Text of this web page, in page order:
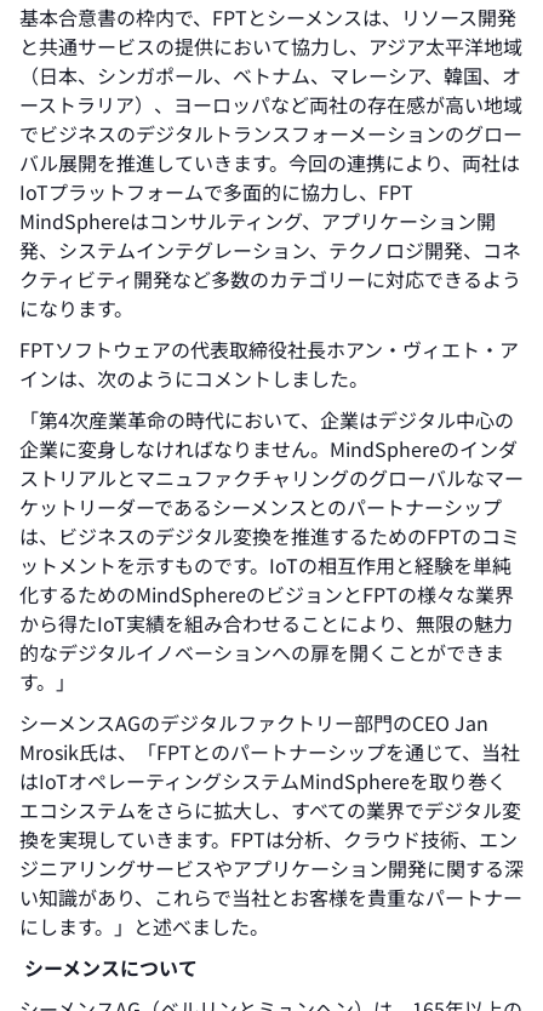
基本合意書の枠内で、FPTとシーメンスは、リソース開発
と共通サービスの提供において協力し、アジア太平洋地域
（日本、シンガポール、ベトナム、マレーシア、韓国、オ
ーストラリア）、ヨーロッパなど両社の存在感が高い地域
でビジネスのデジタルトランスフォーメーションのグロー
バル展開を推進していきます。今回の連携により、両社は
IoTプラットフォームで多面的に協力し、FPT
MindSphereはコンサルティング、アプリケーション開
発、システムインテグレーション、テクノロジ開発、コネ
クティビティ開発など多数のカテゴリーに対応できるよう
になります。
FPTソフトウェアの代表取締役社長ホアン・ヴィエト・ア
インは、次のようにコメントしました。
「第4次産業革命の時代において、企業はデジタル中心の
企業に変身しなければなりません。MindSphereのインダ
ストリアルとマニュファクチャリングのグローバルなマー
ケットリーダーであるシーメンスとのパートナーシップ
は、ビジネスのデジタル変換を推進するためのFPTのコミ
ットメントを示すものです。IoTの相互作用と経験を単純
化するためのMindSphereのビジョンとFPTの様々な業界
から得たIoT実績を組み合わせることにより、無限の魅力
的なデジタルイノベーションへの扉を開くことができま
す。」
シーメンスAGのデジタルファクトリー部門のCEO Jan
Mrosik氏は、「FPTとのパートナーシップを通じて、当社
はIoTオペレーティングシステムMindSphereを取り巻く
エコシステムをさらに拡大し、すべての業界でデジタル変
換を実現していきます。FPTは分析、クラウド技術、エン
ジニアリングサービスやアプリケーション開発に関する深
い知識があり、これらで当社とお客様を貴重なパートナー
にします。」と述べました。
シーメンスについて